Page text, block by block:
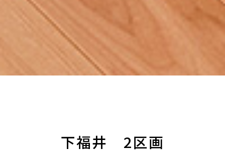
下福井 2区画